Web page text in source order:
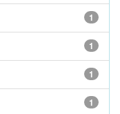
1
1
1
1